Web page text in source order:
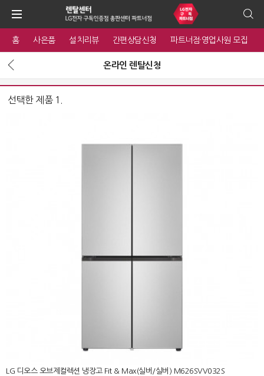
홈 사은품 설치리뷰 간편상담신청 파트너점·영업사원 모집
온라인 렌탈신청
선택한 제품 1.
LG 디오스 오브제컬렉션 냉장고 Fit & Max(실버/실버) M626SVV032S